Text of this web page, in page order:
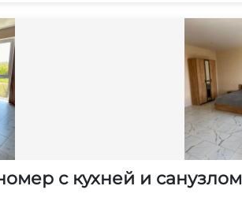
с кухней и